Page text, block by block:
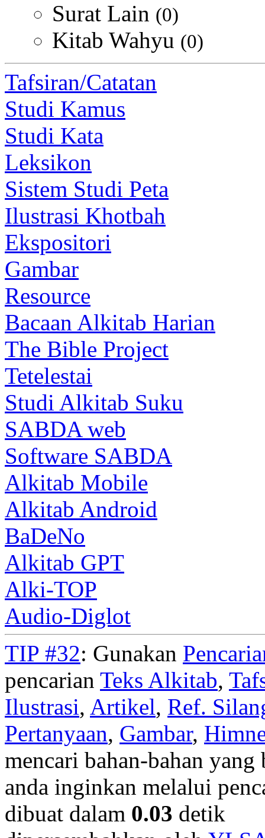
Surat Lain (0)
Kitab Wahyu (0)
Tafsiran/Catatan
Studi Kamus
Studi Kata
Leksikon
Sistem Studi Peta
Ilustrasi Khotbah
Ekspositori
Gambar
Resource
Bacaan Alkitab Harian
The Bible Project
Tetelestai
Studi Alkitab Suku
SABDA web
Software SABDA
Alkitab Mobile
Alkitab Android
BaDeNo
Alkitab GPT
Alki-TOP
Audio-Diglot
TIP #32: Gunakan
pencarian Teks Alkitab,
Ilustrasi, Artikel, Ref.
Pertanyaan, Gambar,
mencari bahan-bahan
anda inginkan melalui
dibuat dalam 0.03 detik